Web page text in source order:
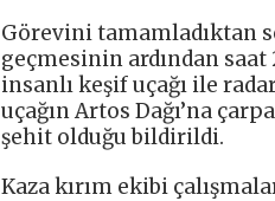
Görevini tamamladıktan
geçmesinin ardından
insanlı keşif uçağı ile
uçağın Artos Dağı’na
şehit olduğu bildirildi.
Kaza kırım ekibi